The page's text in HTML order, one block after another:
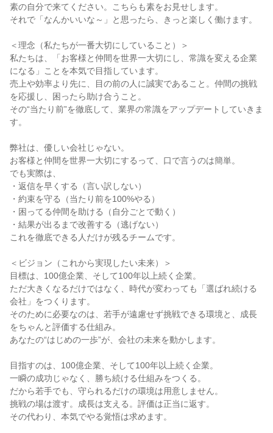
素の自分で来てください。こちらも素をお見せします。
それで「なんかいいな～」と思ったら、きっと楽しく働けます。
＜理念（私たちが一番大切にしていること）＞
私たちは、「お客様と仲間を世界一大切にし、常識を変える企業
になる」ことを本気で目指しています。
売上や効率より先に、目の前の人に誠実であること。仲間の挑戦
を応援し、困ったら助け合うこと。
その“当たり前”を徹底して、業界の常識をアップデートしていきま
す。
弊社は、優しい会社じゃない。
お客様と仲間を世界一大切にするって、口で言うのは簡単。
でも実際は、
・返信を早くする（言い訳しない）
・約束を守る（当たり前を100%やる）
・困ってる仲間を助ける（自分ごとで動く）
・結果が出るまで改善する（逃げない）
これを徹底できる人だけが残るチームです。
＜ビジョン（これから実現したい未来）＞
目標は、100億企業、そして100年以上続く企業。
ただ大きくなるだけではなく、時代が変わっても「選ばれ続ける
会社」をつくります。
そのために必要なのは、若手が遠慮せず挑戦できる環境と、成長
をちゃんと評価する仕組み。
あなたの“はじめの一歩”が、会社の未来を動かします。
目指すのは、100億企業、そして100年以上続く企業。
一瞬の成功じゃなく、勝ち続ける仕組みをつくる。
だから若手でも、守られるだけの環境は用意しません。
挑戦の場は渡す。成長は支える。評価は正当に返す。
その代わり、本気でやる覚悟は求めます。